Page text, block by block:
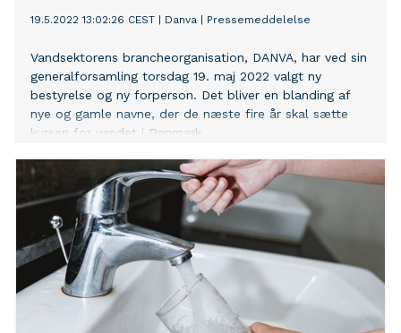
19.5.2022 13:02:26 CEST Danva Pressemeddelelse
Vandsektorens brancheorganisation, DANVA, har ved sin
generalforsamling torsdag 19. maj 2022 valgt ny
bestyrelse og ny forperson. Det bliver en blanding af
nye og gamle navne, der de næste fire år skal sætte
kursen for vandet i Danmark.